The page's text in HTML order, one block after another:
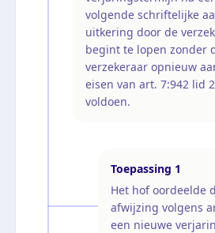
volgende schriftelijke
uitkering door de
begint te lopen zonder
verzekeraar opnieuw
eisen van art. 7:942 lid
voldoen.
Toepassing 1
Het hof oordeelde
afwijzing volgens
een nieuwe